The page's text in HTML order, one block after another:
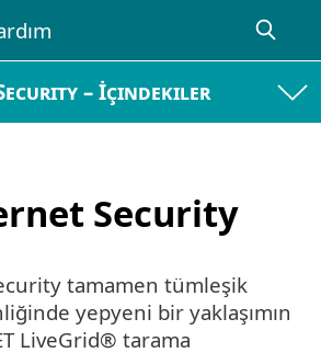
– İçindekiler
Security
tamamen tümleşik
yepyeni bir yaklaşımın
LiveGrid® tarama